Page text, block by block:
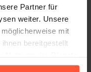
Partner für
weiter. Unsere
mit
bereitgestellt
möchtest,
Artikel hier